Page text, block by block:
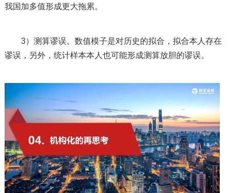
我国加多值形成更大拖累。
3）测算谬误。数值模子是对历史的拟合，拟合本人存在
谬误，另外，统计样本本人也可能形成测算放胆的谬误。